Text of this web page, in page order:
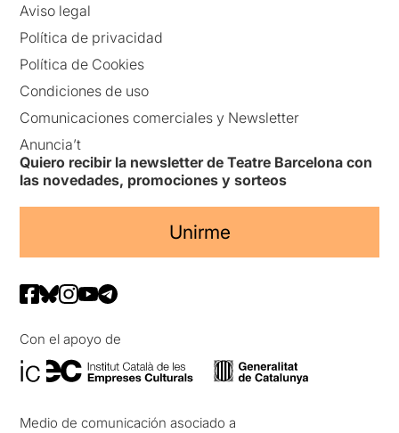
Aviso legal
Política de privacidad
Política de Cookies
Condiciones de uso
Comunicaciones comerciales y Newsletter
Anuncia’t
Quiero recibir la newsletter de Teatre Barcelona con
las novedades, promociones y sorteos
Unirme
Con el apoyo de
Medio de comunicación asociado a